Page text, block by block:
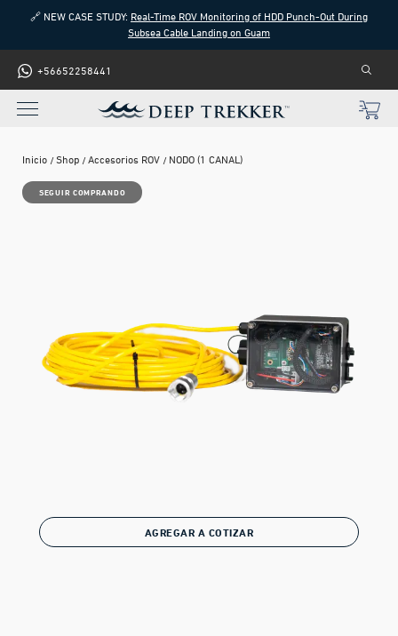
🔗 NEW CASE STUDY: Real-Time ROV Monitoring of HDD Punch-Out During
Subsea Cable Landing on Guam
+56652258441
Inicio Shop Accesorios ROV NODO (1 CANAL)
SEGUIR COMPRANDO
AGREGAR A COTIZAR